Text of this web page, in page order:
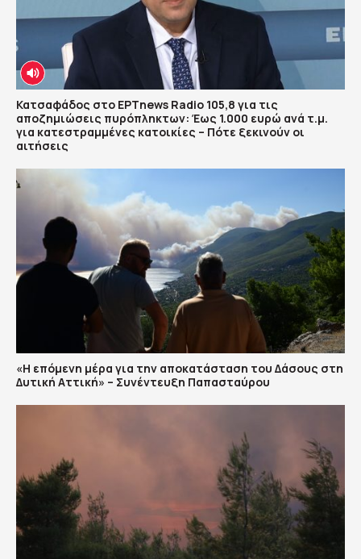
Κατσαφάδος στο ΕΡΤnews Radio 105,8 για τις
αποζημιώσεις πυρόπληκτων: Έως 1.000 ευρώ ανά τ.μ.
για κατεστραμμένες κατοικίες – Πότε ξεκινούν οι
αιτήσεις
«Η επόμενη μέρα για την αποκατάσταση του Δάσους στη
Δυτική Αττική» – Συνέντευξη Παπασταύρου